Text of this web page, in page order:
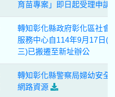
育苗專案」即日起受理申請
轉知彰化縣政府彰化區社會
服務中心自114年9月17日(
三)已搬遷至新址辦公
轉知彰化縣警察局婦幼安全
網路資源